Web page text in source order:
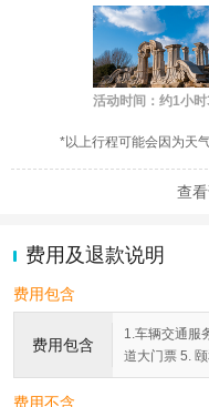
活动时间：约1小
*以上行程可能会因为天
查
费用及退款说明
费用包含
费用包含
1.车辆交通服
道大门票 5.
费用不含